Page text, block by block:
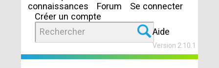
connaissances
Forum
Se connecter
Créer un compte
Aide
Version 2.10.1